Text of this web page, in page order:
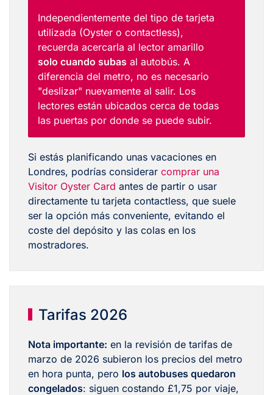
Independientemente del tipo de tarjeta
utilizada (Oyster o contactless),
recuerda acercarla al lector amarillo
solo cuando subas al autobús. A
diferencia del metro, no es necesario
"deslizar" nuevamente al salir. Los
lectores están ubicados cerca de todas
las puertas por donde se puede subir.
Si estás planificando unas vacaciones en
Londres, podrías considerar comprar una
Visitor Oyster Card antes de partir o usar
directamente tu tarjeta contactless, que suele
ser la opción más conveniente, evitando el
coste del depósito y las colas en los
mostradores.
Tarifas 2026
Nota importante: en la revisión de tarifas de
marzo de 2026 subieron los precios del metro
en hora punta, pero los autobuses quedaron
congelados: siguen costando £1,75 por viaje,